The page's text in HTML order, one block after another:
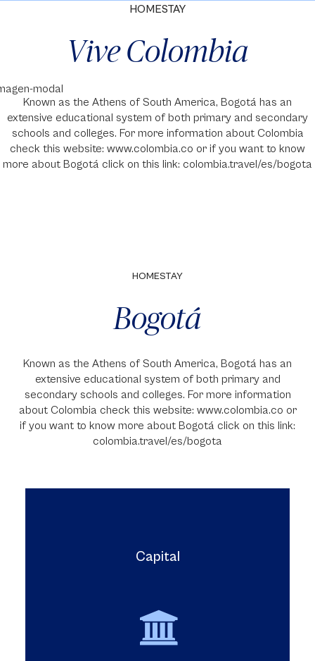
HOMESTAY
Vive Colombia
Known as the Athens of South America, Bogotá has an
extensive educational system of both primary and secondary
schools and colleges. For more information about Colombia
check this website: www.colombia.co or if you want to know
more about Bogotá click on this link: colombia.travel/es/bogota
HOMESTAY
Bogotá
Known as the Athens of South America, Bogotá has an
extensive educational system of both primary and
secondary schools and colleges. For more information
about Colombia check this website: www.colombia.co or
if you want to know more about Bogotá click on this link:
colombia.travel/es/bogota
Capital